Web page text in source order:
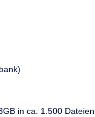
in ca. 1.500 Dateien